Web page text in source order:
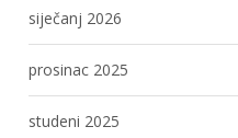
siječanj 2026
prosinac 2025
studeni 2025